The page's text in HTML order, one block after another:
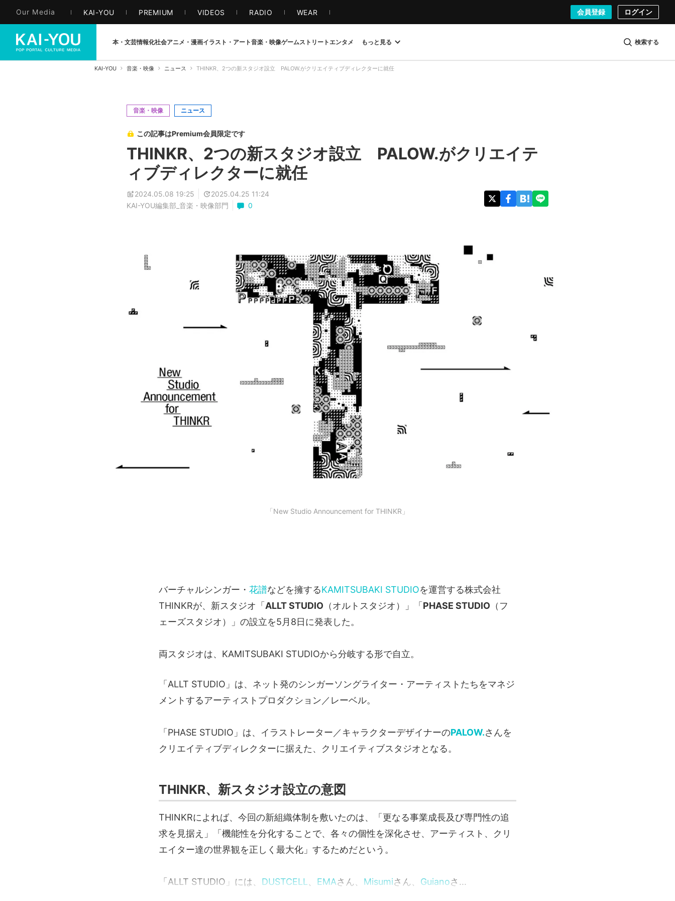
Our Media KAI-YOU PREMIUM VIDEOS RADIO WEAR 会員登録 ログイン
本・文芸情報化社会アニメ・漫画イラスト・アート音楽・映像ゲームストリート エンタメ もっと見る 検索する
KAI-YOU 音楽・映像 ニュース THINKR、2つの新スタジオ設立 PALOW.がクリエイティブディレクターに就任
音楽・映像 ニュース
この記事はPremium会員限定です
THINKR、2つの新スタジオ設立 PALOW.がクリエイテ
ィブディレクターに就任
2024.05.08 19:25
2025.04.25 11:24
KAI-YOU編集部_音楽・映像部門
0
「New Studio Announcement for THINKR」
バーチャルシンガー・ 花譜などを擁するKAMITSUBAKI STUDIOを運営する株式会社
THINKRが、新スタジオ「ALLT STUDIO （オルトスタジオ）」「PHASE STUDIO （フ
ェーズスタジオ）」の設立を5月8日に発表した。
両スタジオは、KAMITSUBAKI STUDIOから分岐する形で自立。
「ALLT STUDIO」は、ネット発のシンガーソングライター・アーティストたちをマネジ
メントするアーティストプロダクション／レーベル。
「PHASE STUDIO」は、イラストレーター／キャラクターデザイナーのPALOW.さんを
クリエイティブディレクターに据えた、クリエイティブスタジオとなる。
THINKR、新スタジオ設立の意図
THINKRによれば、今回の新組織体制を敷いたのは、「更なる事業成長及び専門性の追
求を見据え」「機能性を分化することで、各々の個性を深化させ、アーティスト、クリ
エイター達の世界観を正しく最大化」するためだという。
「ALLT STUDIO」には、 DUSTCELL、 EMAさん、 Misumiさん、 Guianoさ...